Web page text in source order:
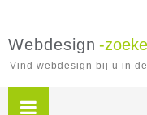
Webdesign -
Vind webdesign bij u in